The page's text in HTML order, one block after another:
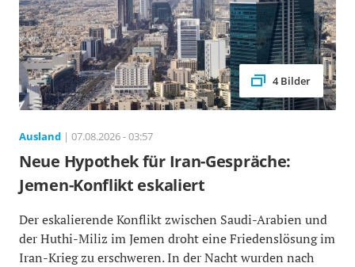
4 Bilder
Ausland | 07.08.2026 - 03:57
Neue Hypothek für Iran-Gespräche:
Jemen-Konflikt eskaliert
Der eskalierende Konflikt zwischen Saudi-Arabien und
der Huthi-Miliz im Jemen droht eine Friedenslösung im
Iran-Krieg zu erschweren. In der Nacht wurden nach